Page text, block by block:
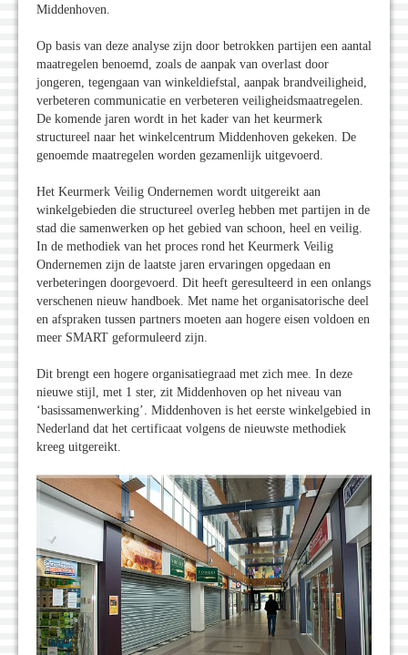
Middenhoven.
Op basis van deze analyse zijn door betrokken partijen een aantal
maatregelen benoemd, zoals de aanpak van overlast door
jongeren, tegengaan van winkeldiefstal, aanpak brandveiligheid,
verbeteren communicatie en verbeteren veiligheidsmaatregelen.
De komende jaren wordt in het kader van het keurmerk
structureel naar het winkelcentrum Middenhoven gekeken. De
genoemde maatregelen worden gezamenlijk uitgevoerd.
Het Keurmerk Veilig Ondernemen wordt uitgereikt aan
winkelgebieden die structureel overleg hebben met partijen in de
stad die samenwerken op het gebied van schoon, heel en veilig.
In de methodiek van het proces rond het Keurmerk Veilig
Ondernemen zijn de laatste jaren ervaringen opgedaan en
verbeteringen doorgevoerd. Dit heeft geresulteerd in een onlangs
verschenen nieuw handboek. Met name het organisatorische deel
en afspraken tussen partners moeten aan hogere eisen voldoen en
meer SMART geformuleerd zijn.
Dit brengt een hogere organisatiegraad met zich mee. In deze
nieuwe stijl, met 1 ster, zit Middenhoven op het niveau van
‘basissamenwerking’. Middenhoven is het eerste winkelgebied in
Nederland dat het certificaat volgens de nieuwste methodiek
kreeg uitgereikt.